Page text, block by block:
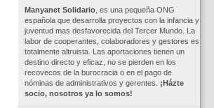
Manyanet Solidario, es una pequeña ONG
española que desarrolla proyectos con la infancia y
juventud mas desfavorecida del Tercer Mundo. La
labor de cooperantes, colaboradores y gestores es
totalmente altruista. Las aportaciones tienen un
destino directo y eficaz, no se pierden en los
recovecos de la burocracia o en el pago de
nóminas de administrativos y gerentes.
¡Házte
socio, nosotros ya lo somos!